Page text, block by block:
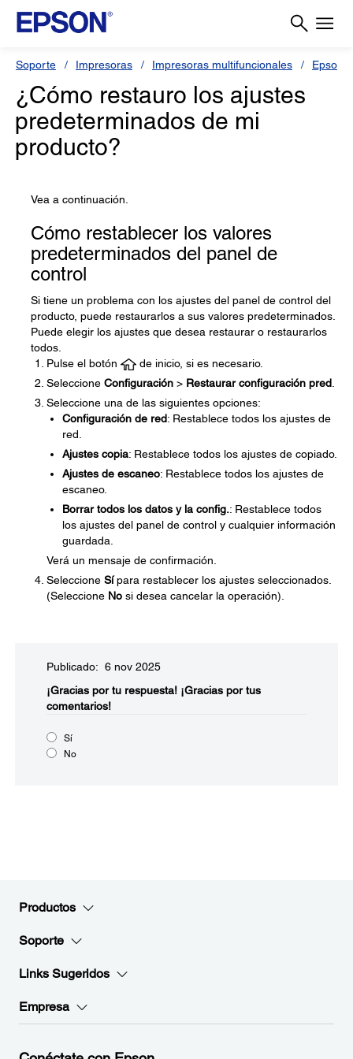
Soporte Impresoras Impresoras multifuncionales Epson L
¿Cómo restauro los ajustes
predeterminados de mi
producto?
Vea a continuación.
Cómo restablecer los valores
predeterminados del panel de
control
Si tiene un problema con los ajustes del panel de control del
producto, puede restaurarlos a sus valores predeterminados.
Puede elegir los ajustes que desea restaurar o restaurarlos
todos.
Pulse el botón
de inicio, si es necesario.
Seleccione Configuración > Restaurar configuración pred
Seleccione una de las siguientes opciones:
Configuración de red: Restablece todos los ajustes de
red.
Ajustes copia: Restablece todos los ajustes de copiado.
Ajustes de escaneo: Restablece todos los ajustes de
escaneo.
Borrar todos los datos y la config.: Restablece todos
los ajustes del panel de control y cualquier información
guardada.
Verá un mensaje de confirmación.
Seleccione Sípara restablecer los ajustes seleccionados.
(Seleccione No si desea cancelar la operación).
Publicado: 6 nov 2025
¡Gracias por tu respuesta! ¡Gracias por tus
comentarios!
Sí
No
Productos
Soporte
Links Sugeridos
Empresa